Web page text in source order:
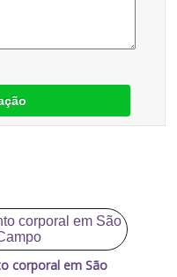
corporal em São